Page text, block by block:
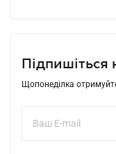
Підпишіться
Щопонеділка